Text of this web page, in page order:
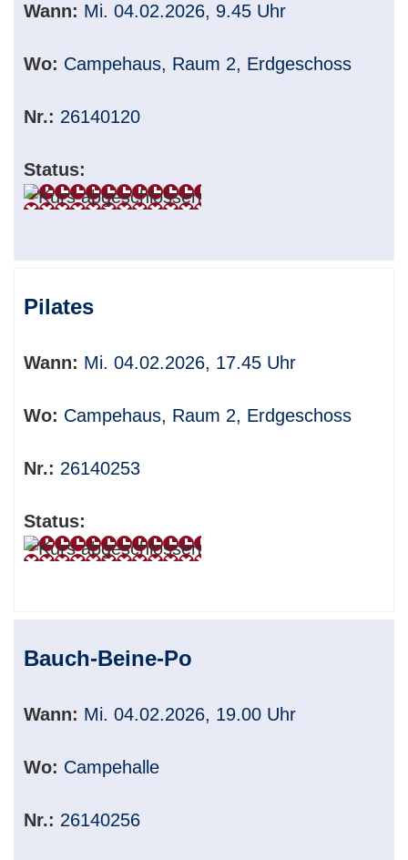
Wann: Mi. 04.02.2026, 9.45 Uhr
Wo: Campehaus, Raum 2, Erdgeschoss
Nr.: 26140120
Status:
Pilates
Wann: Mi. 04.02.2026, 17.45 Uhr
Wo: Campehaus, Raum 2, Erdgeschoss
Nr.: 26140253
Status:
Bauch-Beine-Po
Wann: Mi. 04.02.2026, 19.00 Uhr
Wo: Campehalle
Nr.: 26140256